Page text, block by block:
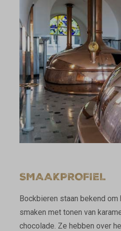
SMAAKPROFIEL
Bockbieren staan bekend om
smaken met tonen van
chocolade. Ze hebben over